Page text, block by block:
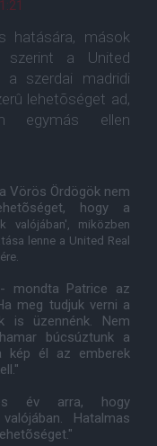
hatására, mások
szerint a United
szerdai madridi
lehetõséget ad,
egymás ellen
Vörös Ördögök nem
hogy a
miközben
lenne a United Real
mondta Patrice az
meg tudjuk verni a
is üzennénk. Nem
búcsúztunk a
kép él az emberek
év arra, hogy
Hatalmas